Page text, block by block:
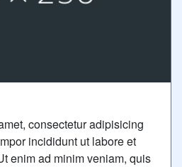
consectetur adipisicing
incididunt ut labore et
enim ad minim veniam, quis